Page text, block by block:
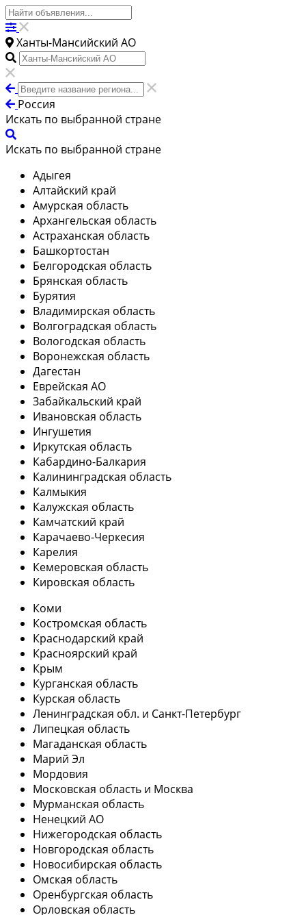
Ханты-Мансийский АО
Россия
Искать по выбранной стране
Искать по выбранной стране
Адыгея
Алтайский край
Амурская область
Архангельская область
Астраханская область
Башкортостан
Белгородская область
Брянская область
Бурятия
Владимирская область
Волгоградская область
Вологодская область
Воронежская область
Дагестан
Еврейская АО
Забайкальский край
Ивановская область
Ингушетия
Иркутская область
Кабардино-Балкария
Калининградская область
Калмыкия
Калужская область
Камчатский край
Карачаево-Черкесия
Карелия
Кемеровская область
Кировская область
Коми
Костромская область
Краснодарский край
Красноярский край
Крым
Курганская область
Курская область
Ленинградская обл. и Санкт-Петербург
Липецкая область
Магаданская область
Марий Эл
Мордовия
Московская область и Москва
Мурманская область
Ненецкий АО
Нижегородская область
Новгородская область
Новосибирская область
Омская область
Оренбургская область
Орловская область